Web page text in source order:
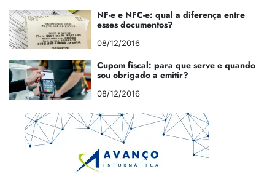
NF-e e NFC-e: qual a diferença entre
esses documentos?
08/12/2016
Cupom fiscal: para que serve e quando
sou obrigado a emitir?
08/12/2016